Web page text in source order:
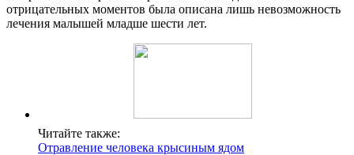
отрицательных моментов была описана лишь невозможность
лечения малышей младше шести лет.
Читайте также:
Отравление человека крысиным ядом